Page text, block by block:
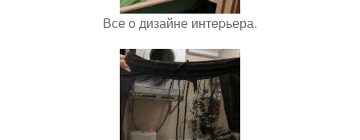
Всe o дизайне интepьера.